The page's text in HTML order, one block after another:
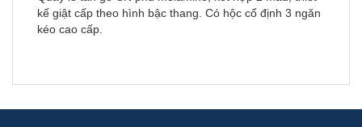
kế giật cấp theo hình bậc thang. Có hộc cố định 3 ngăn
kéo cao cấp.